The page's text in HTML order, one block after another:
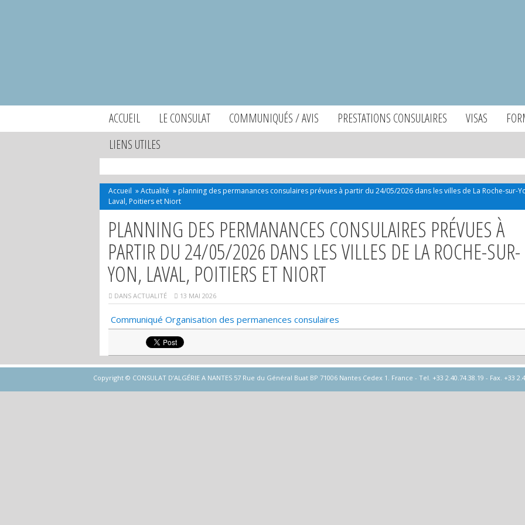
ACCUEIL LE CONSULAT COMMUNIQUÉS / AVIS PRESTATIONS CONSULAIRES VISAS
LIENS UTILES
Accueil »Actualité » planning des permanances consulaires prévues à partir du 24/05/2026 dans les villes de La Roche-sur-
Laval, Poitiers et Niort
PLANNING DES PERMANANCES CONSULAIRES PRÉVUES À
PARTIR DU 24/05/2026 DANS LES VILLES DE LA ROCHE-SUR-
YON, LAVAL, POITIERS ET NIORT
DANS ACTUALITÉ 13 MAI 2026
Communiqué Organisation des permanences consulaires
Copyright © CONSULAT D’ALGÉRIE A NANTES 57 Rue du Général Buat BP 71006 Nantes Cedex 1. France - Tel. +33 2.40.74.38.19 - Fax.